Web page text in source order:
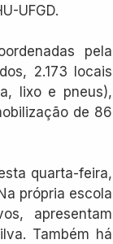
UFGD.
pela
2.173 locais
lixo e pneus),
de 86
quarta-feira,
própria escola
apresentam
Também há